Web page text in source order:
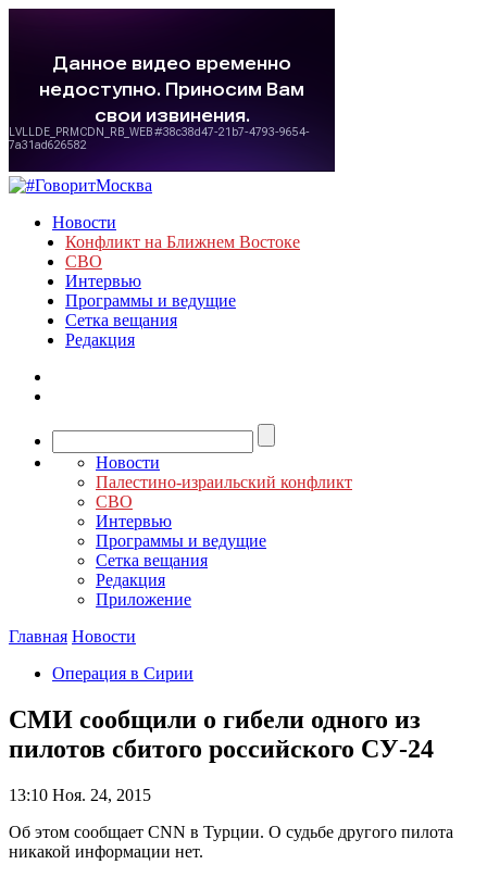
Новости
Конфликт на Ближнем Востоке
СВО
Интервью
Программы и ведущие
Сетка вещания
Редакция
Новости
Палестино-израильский конфликт
СВО
Интервью
Программы и ведущие
Сетка вещания
Редакция
Приложение
Главная Новости
Операция в Сирии
СМИ сообщили о гибели одного из
пилотов сбитого российского СУ-24
13:10 Ноя. 24, 2015
Об этом сообщает CNN в Турции. О судьбе другого пилота
никакой информации нет.